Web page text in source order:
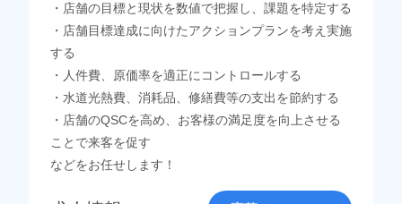
・店舗の目標と現状を数値で把握し、課題を特定する
・店舗目標達成に向けたアクションプランを考え実施
する
・人件費、原価率を適正にコントロールする
・水道光熱費、消耗品、修繕費等の支出を節約する
・店舗のQSCを高め、お客様の満足度を向上させる
ことで来客を促す
などをお任せします！